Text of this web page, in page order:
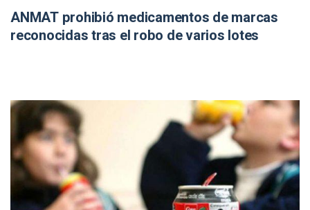
ANMAT prohibió medicamentos de marcas
reconocidas tras el robo de varios lotes